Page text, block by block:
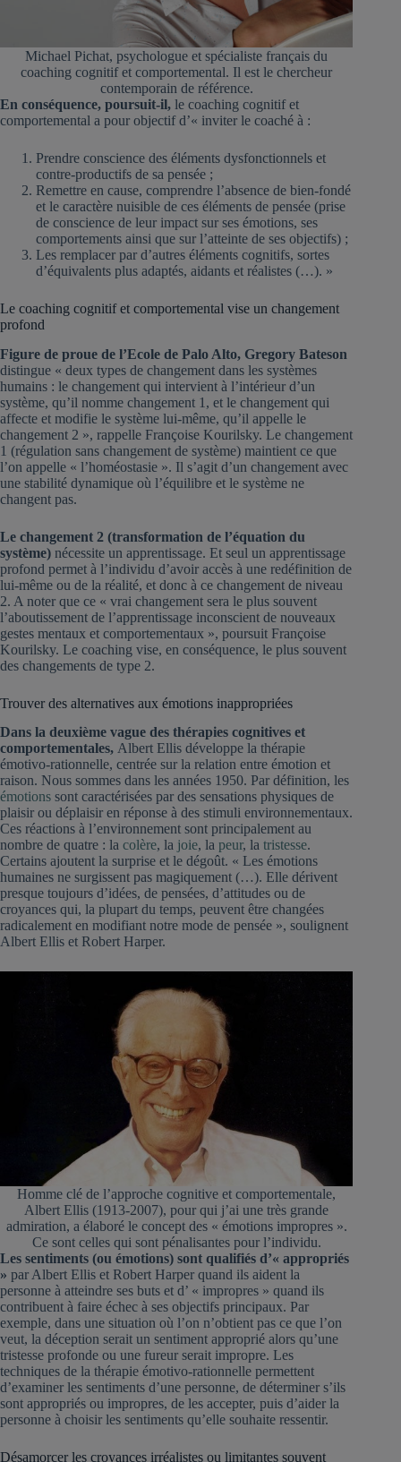
Michael Pichat, psychologue et spécialiste français du
coaching cognitif et comportemental. Il est le chercheur
contemporain de référence.
En conséquence, poursuit-il, le coaching cognitif et
comportemental a pour objectif d’« inviter le coaché à :
Prendre conscience des éléments dysfonctionnels et
contre-productifs de sa pensée ;
Remettre en cause, comprendre l’absence de bien-fondé
et le caractère nuisible de ces éléments de pensée (prise
de conscience de leur impact sur ses émotions, ses
comportements ainsi que sur l’atteinte de ses objectifs) ;
Les remplacer par d’autres éléments cognitifs, sortes
d’équivalents plus adaptés, aidants et réalistes (…). »
Le coaching cognitif et comportemental vise un changement
profond
Figure de proue de l’Ecole de Palo Alto, Gregory Bateson
distingue « deux types de changement dans les systèmes
humains : le changement qui intervient à l’intérieur d’un
système, qu’il nomme changement 1, et le changement qui
affecte et modifie le système lui-même, qu’il appelle le
changement 2 », rappelle Françoise Kourilsky. Le changement
1 (régulation sans changement de système) maintient ce que
l’on appelle « l’homéostasie ». Il s’agit d’un changement avec
une stabilité dynamique où l’équilibre et le système ne
changent pas.
Le changement 2 (transformation de l’équation du
système) nécessite un apprentissage. Et seul un apprentissage
profond permet à l’individu d’avoir accès à une redéfinition de
lui-même ou de la réalité, et donc à ce changement de niveau
2. A noter que ce « vrai changement sera le plus souvent
l’aboutissement de l’apprentissage inconscient de nouveaux
gestes mentaux et comportementaux », poursuit Françoise
Kourilsky. Le coaching vise, en conséquence, le plus souvent
des changements de type 2.
Trouver des alternatives aux émotions inappropriées
Dans la deuxième vague des thérapies cognitives et
comportementales, Albert Ellis développe la thérapie
émotivo-rationnelle, centrée sur la relation entre émotion et
raison. Nous sommes dans les années 1950. Par définition, les
émotions sont caractérisées par des sensations physiques de
plaisir ou déplaisir en réponse à des stimuli environnementaux.
Ces réactions à l’environnement sont principalement au
nombre de quatre : la colère, la joie, la peur, la tristesse.
Certains ajoutent la surprise et le dégoût. « Les émotions
humaines ne surgissent pas magiquement (…). Elle dérivent
presque toujours d’idées, de pensées, d’attitudes ou de
croyances qui, la plupart du temps, peuvent être changées
radicalement en modifiant notre mode de pensée », soulignent
Albert Ellis et Robert Harper.
Homme clé de l’approche cognitive et comportementale,
Albert Ellis (1913-2007), pour qui j’ai une très grande
admiration, a élaboré le concept des « émotions impropres ».
Ce sont celles qui sont pénalisantes pour l’individu.
Les sentiments (ou émotions) sont qualifiés d’« appropriés
» par Albert Ellis et Robert Harper quand ils aident la
personne à atteindre ses buts et d’ « impropres » quand ils
contribuent à faire échec à ses objectifs principaux. Par
exemple, dans une situation où l’on n’obtient pas ce que l’on
veut, la déception serait un sentiment approprié alors qu’une
tristesse profonde ou une fureur serait impropre. Les
techniques de la thérapie émotivo-rationnelle permettent
d’examiner les sentiments d’une personne, de déterminer s’ils
sont appropriés ou impropres, de les accepter, puis d’aider la
personne à choisir les sentiments qu’elle souhaite ressentir.
Désamorcer les croyances irréalistes ou limitantes souvent